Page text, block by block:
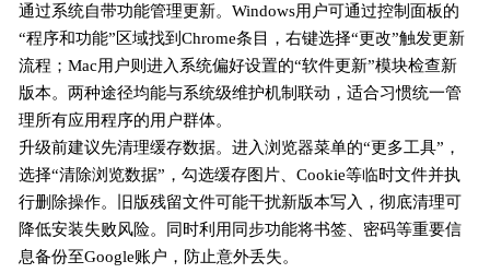
通过系统自带功能管理更新。Windows用户可通过控制面板的
“程序和功能”区域找到Chrome条目，右键选择“更改”触发更新
流程；Mac用户则进入系统偏好设置的“软件更新”模块检查新
版本。两种途径均能与系统级维护机制联动，适合习惯统一管
理所有应用程序的用户群体。
升级前建议先清理缓存数据。进入浏览器菜单的“更多工具”，
选择“清除浏览数据”，勾选缓存图片、Cookie等临时文件并执
行删除操作。旧版残留文件可能干扰新版本写入，彻底清理可
降低安装失败风险。同时利用同步功能将书签、密码等重要信
息备份至Google账户，防止意外丢失。